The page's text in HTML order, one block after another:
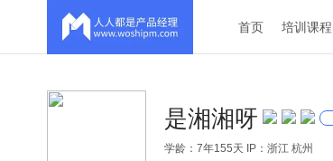
首页 培训课程
是湘湘呀
学龄：7年155天 IP：浙江 杭州